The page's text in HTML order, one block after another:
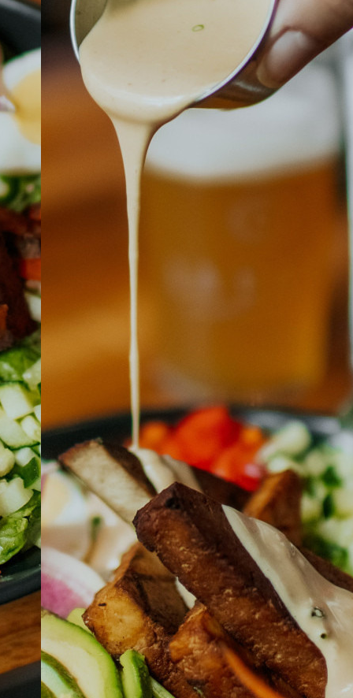
À PROPOS EMPLOIS BOUTIQUE
TRAITEUR ÉVÉNEMENTIEL NOUS JOINDRE
DONNER VOTRE OPINION